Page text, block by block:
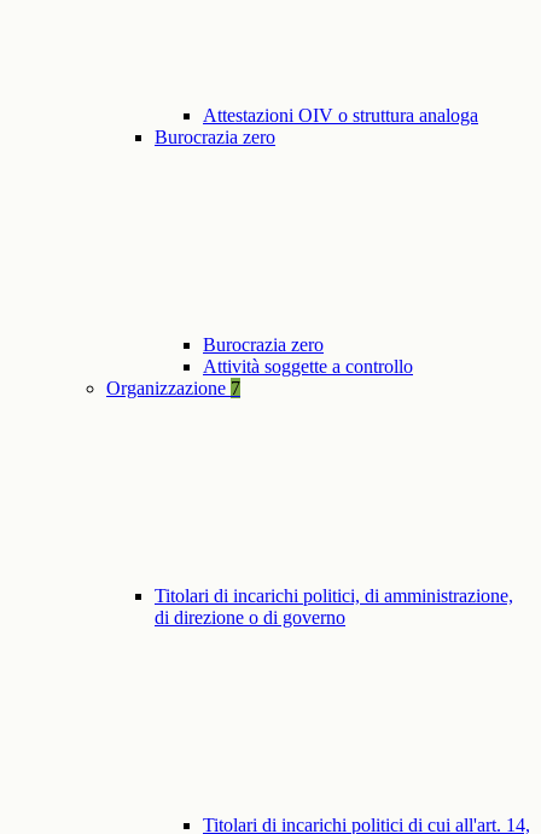
Attestazioni OIV o struttura analoga
Burocrazia zero
Burocrazia zero
Attività soggette a controllo
Organizzazione 7
Titolari di incarichi politici, di amministrazione,
di direzione o di governo
Titolari di incarichi politici di cui all'art. 14,